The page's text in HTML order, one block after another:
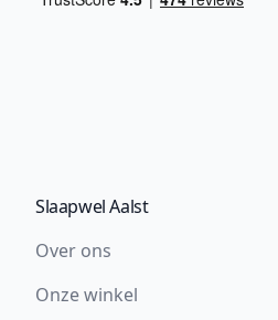
Slaapwel Aalst
Over ons
Onze winkel